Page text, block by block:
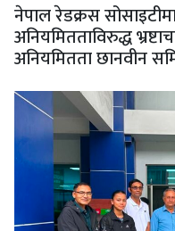
नेपाल रेडक्रस
अनियमितताविरुद्ध
अनियमितता छानवीन